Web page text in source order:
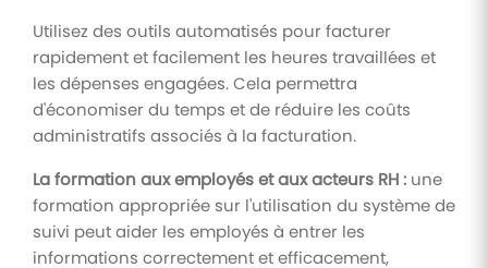
Utilisez des outils automatisés pour facturer
rapidement et facilement les heures travaillées et
les dépenses engagées. Cela permettra
d'économiser du temps et de réduire les coûts
administratifs associés à la facturation.
La formation aux employés et aux acteurs RH : une
formation appropriée sur l'utilisation du système de
suivi peut aider les employés à entrer les
informations correctement et efficacement,